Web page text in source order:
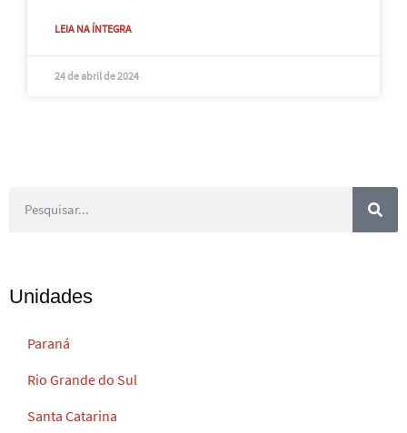
LEIA NA ÍNTEGRA
24 de abril de 2024
Unidades
Paraná
Rio Grande do Sul
Santa Catarina